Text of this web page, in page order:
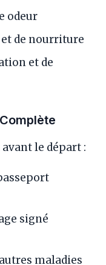
odeur
et de nourriture
et de
le départ :
signé
maladies